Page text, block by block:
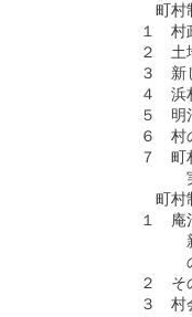
町村
１　
２　
３　
４　
５　
６　
７　
実
町村
１　
新村
の
２　
３　